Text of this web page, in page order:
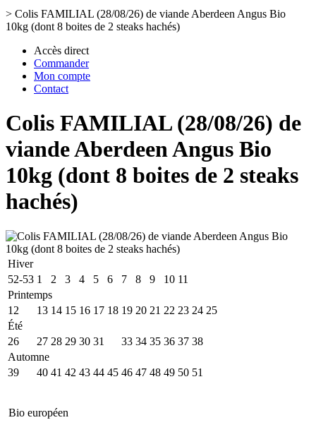
> Colis FAMILIAL (28/08/26) de viande Aberdeen Angus Bio
10kg (dont 8 boites de 2 steaks hachés)
Accès direct
Commander
Mon compte
Contact
Colis FAMILIAL (28/08/26) de
viande Aberdeen Angus Bio
10kg (dont 8 boites de 2 steaks
hachés)
Hiver
52-53 1 2 3 4 5 6 7 8 9 10 11
Printemps
12
13 14 15 16 17 18 19 20 21 22 23 24 25
Été
26
27 28 29 30 31 33 34 35 36 37 38
Automne
39
40 41 42 43 44 45 46 47 48 49 50 51
Bio européen